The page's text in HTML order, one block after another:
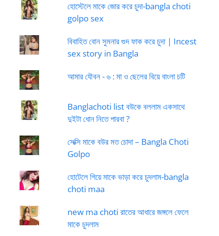
হোস্টেলে মাকে জোর করে চুদা-bangla choti
golpo sex
বিবাহিত বোন সুমনার গুদ ফাক করে চুদা | Incest
sex story in Bangla
আমার যৌবন - ৬ : মা ও ছেলের বিয়ে বাংলা চটি
Banglachoti list বউকে বললাম একসাথে
দুইটা ধোন নিতে পারবা ?
সেক্সি মাকে বউর মত চোদা – Bangla Choti
Golpo
হোটেলে গিয়ে মাকে ভাড়া করে চুদলাম-bangla
choti maa
new ma choti রাতের আধারে জঙ্গলে ফেলে
মাকে চুদলাম